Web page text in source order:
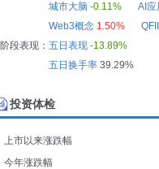
城市大脑 -0.11% AI应
Web3概念 1.50%
阶段表现： 五日表现 -13.89%
五日换手率39.29%
投资体检
上市以来涨跌幅
今年涨跌幅